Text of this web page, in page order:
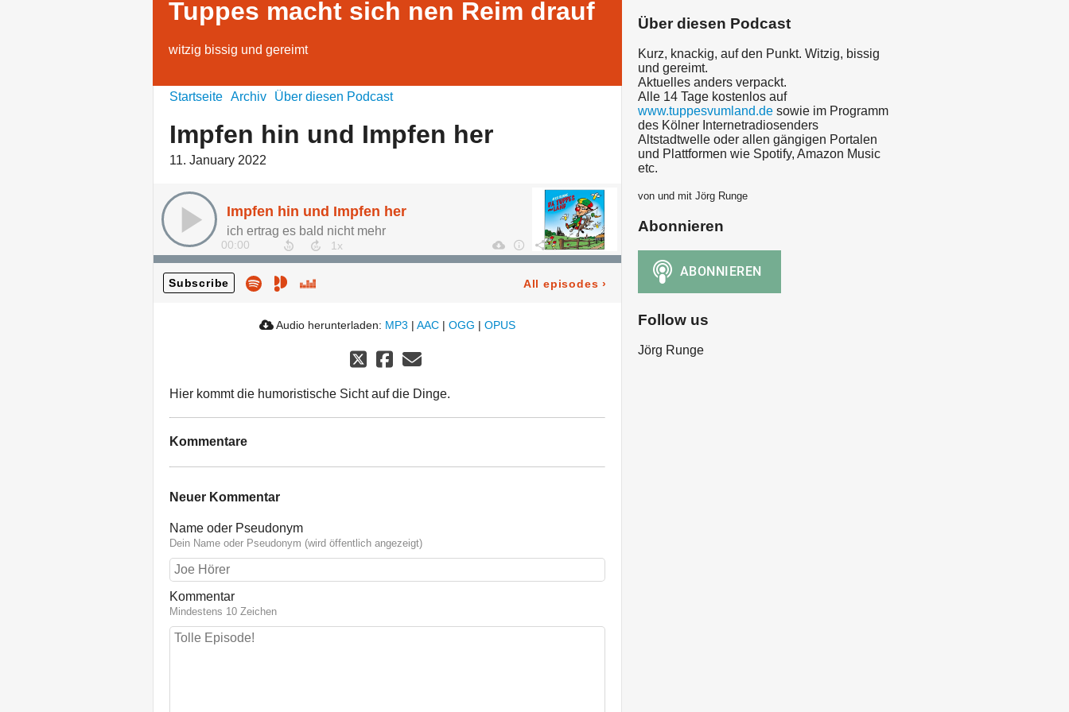
Tuppes macht sich nen Reim drauf
witzig bissig und gereimt
Startseite Archiv Über diesen Podcast
Impfen hin und Impfen her
11. January 2022
Impfen hin und Impfen her
ich ertrag es bald nicht mehr
00:00
Subscribe All episodes ›
Audio herunterladen: MP3 | AAC | OGG | OPUS
Hier kommt die humoristische Sicht auf die Dinge.
Kommentare
Neuer Kommentar
Name oder Pseudonym
Dein Name oder Pseudonym (wird öffentlich angezeigt)
Kommentar
Mindestens 10 Zeichen
Über diesen Podcast
Kurz, knackig, auf den Punkt. Witzig, bissig
und gereimt.
Aktuelles anders verpackt.
Alle 14 Tage kostenlos auf
www.tuppesvumland.de sowie im Programm
des Kölner Internetradiosenders
Altstadtwelle oder allen gängigen Portalen
und Plattformen wie Spotify, Amazon Music
etc.
von und mit Jörg Runge
Abonnieren
Follow us
Jörg Runge